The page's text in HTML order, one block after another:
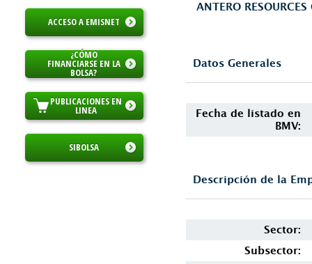
ACCESO A EMISNET
¿CÓMO
FINANCIARSE EN LA
BOLSA?
PUBLICACIONES EN
LINEA
SIBOLSA
ANTERO
Datos Generales
Fecha de listado en
BMV:
Descripción de la
Sector:
Subsector: